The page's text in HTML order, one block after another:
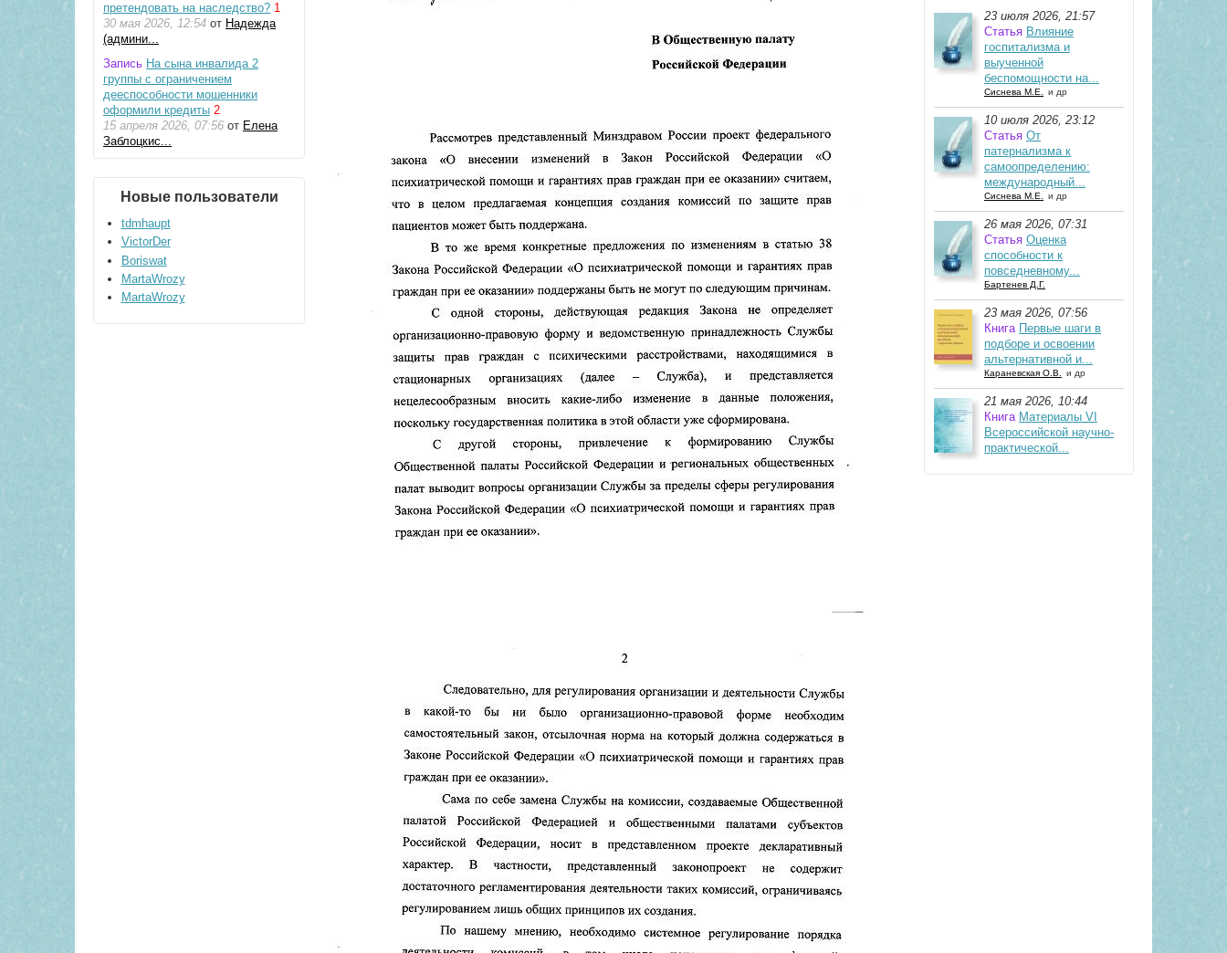
претендовать на наследство? 1
30 мая 2026, 12:54 от Надежда
(админи...
Запись На сына инвалида 2
группы с ограничением
дееспособности мошенники
оформили кредиты 2
15 апреля 2026, 07:56 от Елена
Заблоцкис...
Новые пользователи
tdmhaupt
VictorDer
Boriswat
MartaWrozy
MartaWrozy
23 июля 2026, 21:57
Статья Влияние
госпитализма и
выученной
беспомощности на...
Сиснева М.Е. и др
10 июля 2026, 23:12
Статья От
патернализма к
самоопределению:
международный...
Сиснева М.Е. и др
26 мая 2026, 07:31
Статья Оценка
способности к
повседневному...
Бартенев Д.Г.
23 мая 2026, 07:56
Книга Первые шаги в
подборе и освоении
альтернативной и...
Караневская О.В. и др
21 мая 2026, 10:44
Книга Материалы VI
Всероссийской научно-
практической...